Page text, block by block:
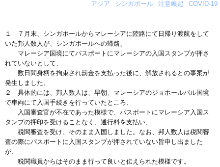
アジア シンガポール 注意喚起 COVID-19
１ ７月末、シンガポールからマレーシアに陸路にて日帰り渡航をして
いた邦人数人が、シンガポールへの帰路、
マレーシア国境にてパスポートにマレーシアの入国スタンプが押さ
れていないとして、
数日間身柄を拘束され罰金を支払った後に、解放されるとの事案が
発生しました。
２ 具体的には、邦人数人は、早朝、マレーシアのジョホールバル国境
で車両にて入国手続きを行っていたところ、
入国審査官が不在であった模様で、パスポートにマレーシア入国ス
タンプの押印を受けることなく、通行料を支払い、
税関審査を受け、そのまま入国しました。なお、邦人数人は税関審
査の際にパスポートに入国スタンプが押されていない旨申し出ました
が、
税関職員からはそのまま行って良いと伝えられた模様です。